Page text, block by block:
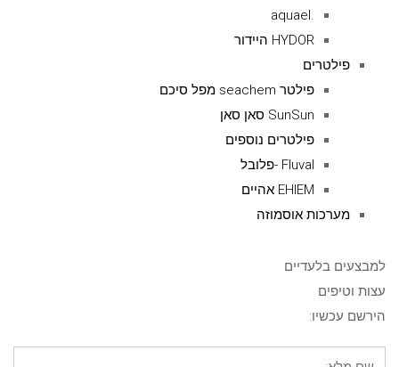
.aquael
HYDOR היידור
פילטרים
פילטר seachem מפל סיכם
SunSun סאן סאן
פילטרים נוספים
Fluval -פלובל
EHIEM אהיים
מערכות אוסמוזה
למבצעים בלעדיים
עצות וטיפים
הירשם עכשיו: